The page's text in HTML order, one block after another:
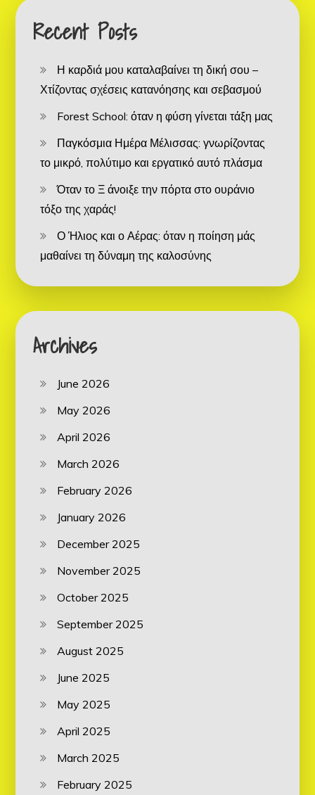
Recent Posts
Η καρδιά μου καταλαβαίνει τη δική σου –
Χτίζοντας σχέσεις κατανόησης και σεβασμού
Forest School: όταν η φύση γίνεται τάξη μας
Παγκόσμια Ημέρα Μέλισσας: γνωρίζοντας
το μικρό, πολύτιμο και εργατικό αυτό πλάσμα
Όταν το Ξ άνοιξε την πόρτα στο ουράνιο
τόξο της χαράς!
Ο Ήλιος και ο Αέρας: όταν η ποίηση μάς
μαθαίνει τη δύναμη της καλοσύνης
Archives
June 2026
May 2026
April 2026
March 2026
February 2026
January 2026
December 2025
November 2025
October 2025
September 2025
August 2025
June 2025
May 2025
April 2025
March 2025
February 2025